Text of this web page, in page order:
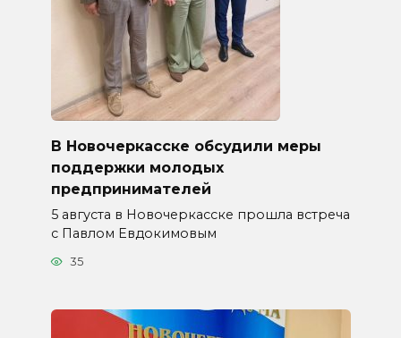
В Новочеркасске обсудили меры
поддержки молодых
предпринимателей
5 августа в Новочеркасске прошла встреча
с Павлом Евдокимовым
35